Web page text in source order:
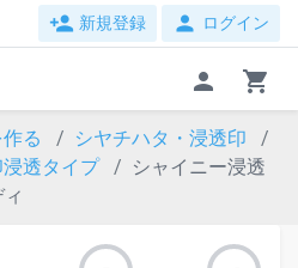
person_add 新規登録 person ログイン
person shopping_cart
る
シヤチハタ・浸透印
透タイプ
シャイニー浸透